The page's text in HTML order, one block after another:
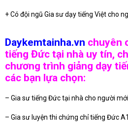
+ Có đội ngũ Gia sư dạy tiếng Việt cho
Daykemtainha.vn chuyên
tiếng Đức tại nhà uy tín,
chương trình giảng dạy
các bạn lựa chọn:
– Gia sư tiếng Đức tại nhà cho người
– Gia sư luyện thi chứng chỉ tiếng Đức